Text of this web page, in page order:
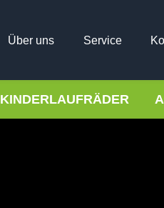
Über uns Service
KINDERLAUFRÄDER